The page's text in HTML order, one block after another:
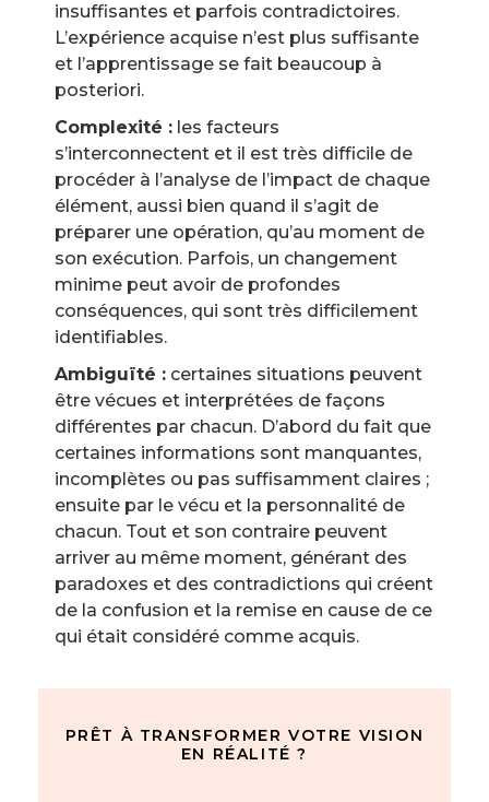
insuffisantes et parfois contradictoires.
L’expérience acquise n’est plus suffisante
et l’apprentissage se fait beaucoup à
posteriori.
Complexité : les facteurs
s’interconnectent et il est très difficile de
procéder à l’analyse de l’impact de chaque
élément, aussi bien quand il s’agit de
préparer une opération, qu’au moment de
son exécution. Parfois, un changement
minime peut avoir de profondes
conséquences, qui sont très difficilement
identifiables.
Ambiguïté : certaines situations peuvent
être vécues et interprétées de façons
différentes par chacun. D’abord du fait que
certaines informations sont manquantes,
incomplètes ou pas suffisamment claires ;
ensuite par le vécu et la personnalité de
chacun. Tout et son contraire peuvent
arriver au même moment, générant des
paradoxes et des contradictions qui créent
de la confusion et la remise en cause de ce
qui était considéré comme acquis.
PRÊT À TRANSFORMER VOTRE VISION
EN RÉALITÉ ?